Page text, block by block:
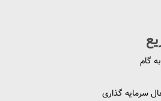
گام
سرمایه گذاری